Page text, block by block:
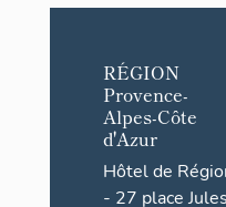
RÉGION
Provence-
Alpes-Côte
d'Azur
Hôtel de
- 27 place Jules